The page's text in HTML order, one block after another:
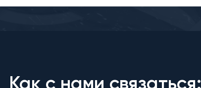
Как с нами связаться: